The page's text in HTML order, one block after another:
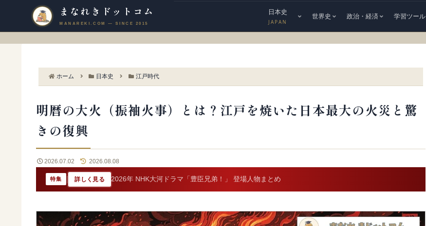
まなれきドットコム 日本史
JAPAN
世界史 政治・経済 学習ツール
ホーム 日本史 江戸時代
明暦の大火（振袖火事）とは？江戸を焼いた日本最大の火災と驚
きの復興
2026.07.02 2026.08.08
特集 詳しく見る 2026年 NHK大河ドラマ「豊臣兄弟！」 登場人物まとめ